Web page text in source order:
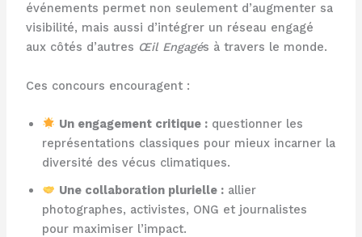
événements permet non seulement d’augmenter sa
visibilité, mais aussi d’intégrer un réseau engagé
aux côtés d’autres Œil Engagés à travers le monde.
Ces concours encouragent :
Un engagement critique : questionner les
représentations classiques pour mieux incarner la
diversité des vécus climatiques.
Une collaboration plurielle : allier
photographes, activistes, ONG et journalistes
pour maximiser l’impact.